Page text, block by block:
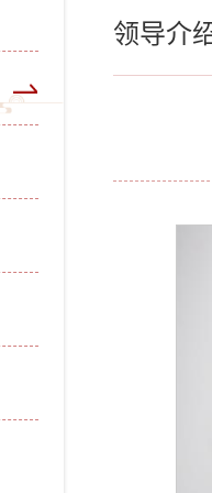
领导介